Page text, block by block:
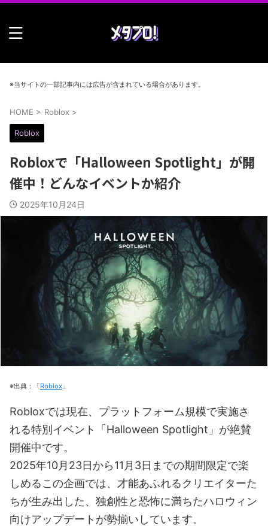
※当サイトの一部記事内には広告が含まれている場合があります。
HOME > Roblox >
Roblox
Robloxで「Halloween Spotlight」が開
催中！どんなイベントか紹介
2025年10月24日
※出典：「Roblox 」
Robloxでは現在、プラットフォーム規模で実施さ
れる特別イベント「Halloween Spotlight」が絶賛
開催中です。
2025年10月23日から11月3日までの期間限定で楽
しめるこの企画では、才能あふれるクリエイターた
ちが生み出した、独創性と恐怖に満ちたハロウィン
向けアップデートが勢揃いしています。